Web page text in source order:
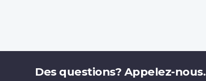
Des questions? Appelez-nous.